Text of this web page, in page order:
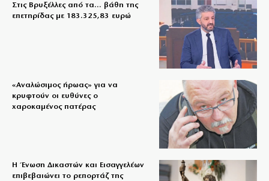
Στις Βρυξέλλες από τα… βάθη της
επετηρίδας με 183.325,83 ευρώ
«Aναλώσιμος ήρωας» για να
κρυφτούν οι ευθύνες ο
χαροκαμένος πατέρας
Η Ένωση Δικαστών και Εισαγγελέων
επιβεβαιώνει το ρεπορτάζ της